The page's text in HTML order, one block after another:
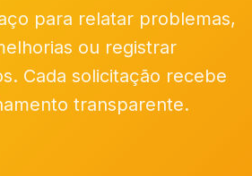
para relatar problemas,
ou registrar
Cada solicitação recebe
transparente.